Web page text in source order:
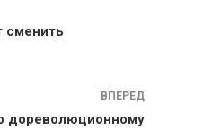
сменить
ВПЕРЕД
дореволюционному